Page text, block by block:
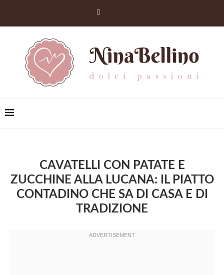
CAVATELLI CON PATATE E
ZUCCHINE ALLA LUCANA: IL PIATTO
CONTADINO CHE SA DI CASA E DI
TRADIZIONE